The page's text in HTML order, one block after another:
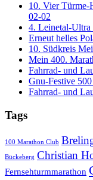
10. Vier Türme-
02-02
4. Leinetal-
Erneut helles
10. Südkreis
Mein 400.
Fahrrad- und
Gnu-Festive
Fahrrad- und
Tags
100 Marathon Club
Bückeberg Christian
Fernsehturmmarathon